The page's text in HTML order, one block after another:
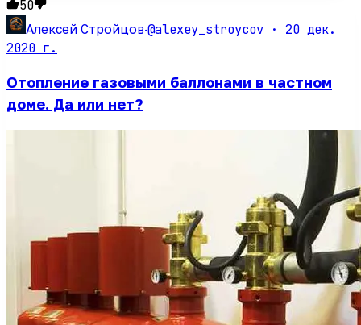
50
Алексей Стройцов·@alexey_stroycov · 20 дек.
2020 г.
Отопление газовыми баллонами в частном
доме. Да или нет?